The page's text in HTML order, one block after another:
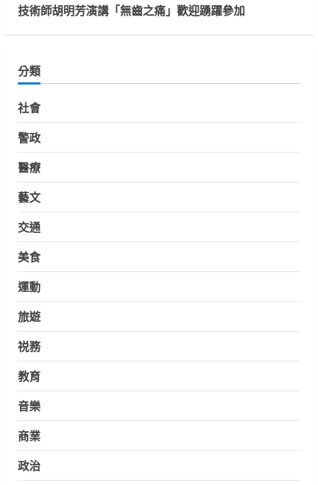
技術師胡明芳演講「無齒之痛」歡迎踴躍參加
分類
社會
警政
醫療
藝文
交通
美食
運動
旅遊
祱務
教育
音樂
商業
政治